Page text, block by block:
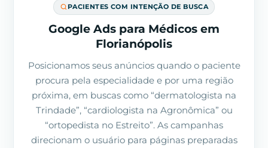
PACIENTES COM INTENÇÃO DE BUSCA
Google Ads para Médicos em
Florianópolis
Posicionamos seus anúncios quando o paciente
procura pela especialidade e por uma região
próxima, em buscas como “dermatologista na
Trindade”, “cardiologista na Agronômica” ou
“ortopedista no Estreito”. As campanhas
direcionam o usuário para páginas preparadas